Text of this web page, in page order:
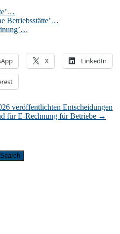
Betriebsstätte’…
X LinkedIn
veröffentlichten Entscheidungen
für E-Rechnung für Betriebe →